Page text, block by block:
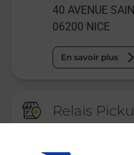
40 AVENUE
06200 NICE
En savoir plus
Relais
CONSIGNE